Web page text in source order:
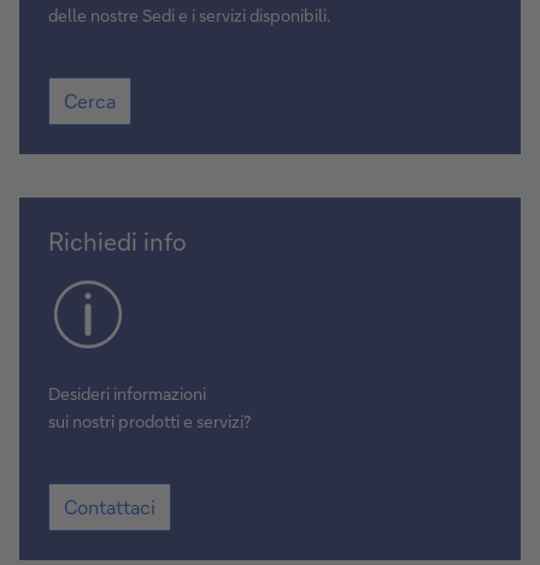
delle nostre Sedi e i servizi disponibili.
Cerca
Cerca
Contattaci
Richiedi info
Desideri informazioni
sui nostri prodotti e servizi?
Contattaci
Contattaci